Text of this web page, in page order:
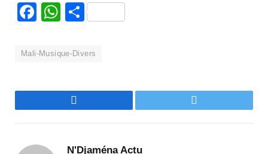
Facebook
WhatsApp
Partager
Mali-Musique-Divers
Facebook Twitter
N'Djaména Actu